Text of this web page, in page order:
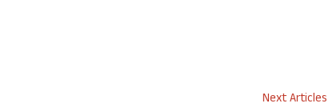
Next Articles